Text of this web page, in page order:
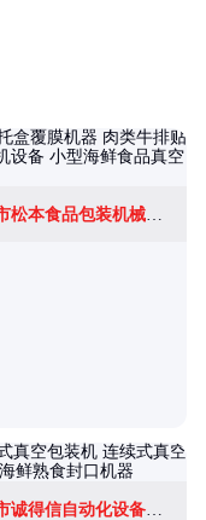
诸城市松本食品包装机械有限公司
诸城市诚得信自动化设备有限公司